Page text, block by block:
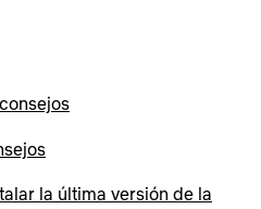
la última versión de la